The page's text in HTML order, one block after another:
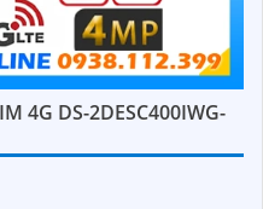
4G DS-2DESC400IWG-